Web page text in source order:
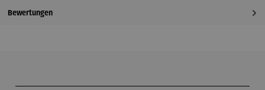
Bewertungen